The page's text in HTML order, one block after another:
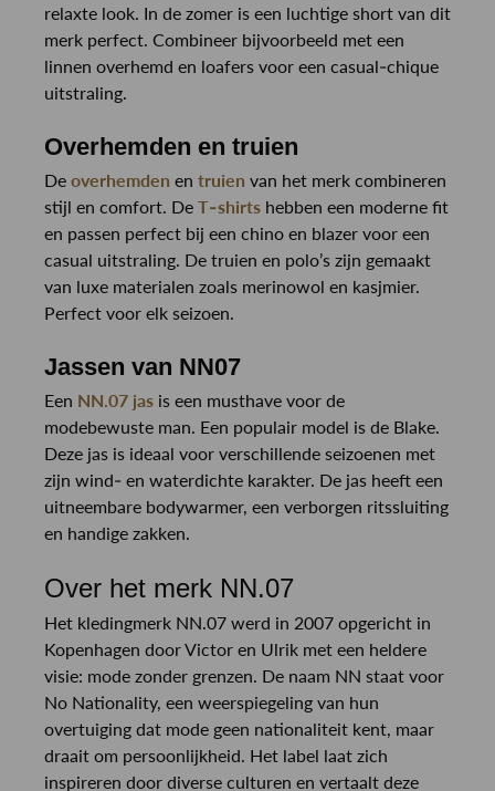
relaxte look. In de zomer is een luchtige short van dit
merk perfect. Combineer bijvoorbeeld met een
linnen overhemd en loafers voor een casual-chique
uitstraling.
Overhemden en truien
De overhemden en truien van het merk combineren
stijl en comfort. De T-shirts hebben een moderne fit
en passen perfect bij een chino en blazer voor een
casual uitstraling. De truien en polo’s zijn gemaakt
van luxe materialen zoals merinowol en kasjmier.
Perfect voor elk seizoen.
Jassen van NN07
Een NN.07 jas is een musthave voor de
modebewuste man. Een populair model is de Blake.
Deze jas is ideaal voor verschillende seizoenen met
zijn wind- en waterdichte karakter. De jas heeft een
uitneembare bodywarmer, een verborgen ritssluiting
en handige zakken.
Over het merk NN.07
Het kledingmerk NN.07 werd in 2007 opgericht in
Kopenhagen door Victor en Ulrik met een heldere
visie: mode zonder grenzen. De naam NN staat voor
No Nationality, een weerspiegeling van hun
overtuiging dat mode geen nationaliteit kent, maar
draait om persoonlijkheid. Het label laat zich
inspireren door diverse culturen en vertaalt deze